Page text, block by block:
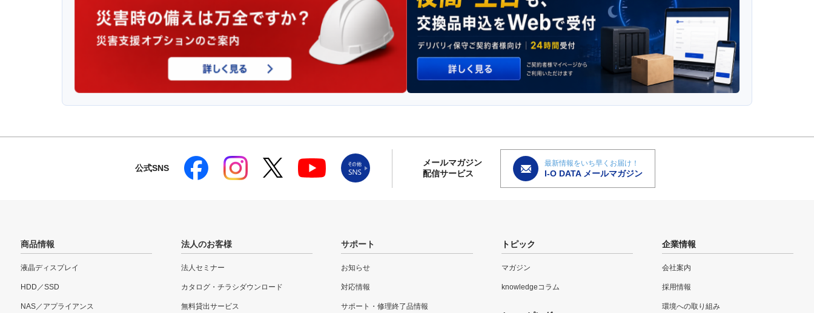
公式SNS
メールマガジン
配信サービス
最新情報をいち早くお届け！
I-O DATA メールマガジン
商品情報
液晶ディスプレイ
HDD／SSD
NAS／アプライアンス
法人のお客様
法人セミナー
カタログ・チラシダウンロード
無料貸出サービス
サポート
お知らせ
対応情報
サポート・修理終了品情報
トピック
マガジン
knowledgeコラム
企業情報
会社案内
採用情報
環境への取り組み